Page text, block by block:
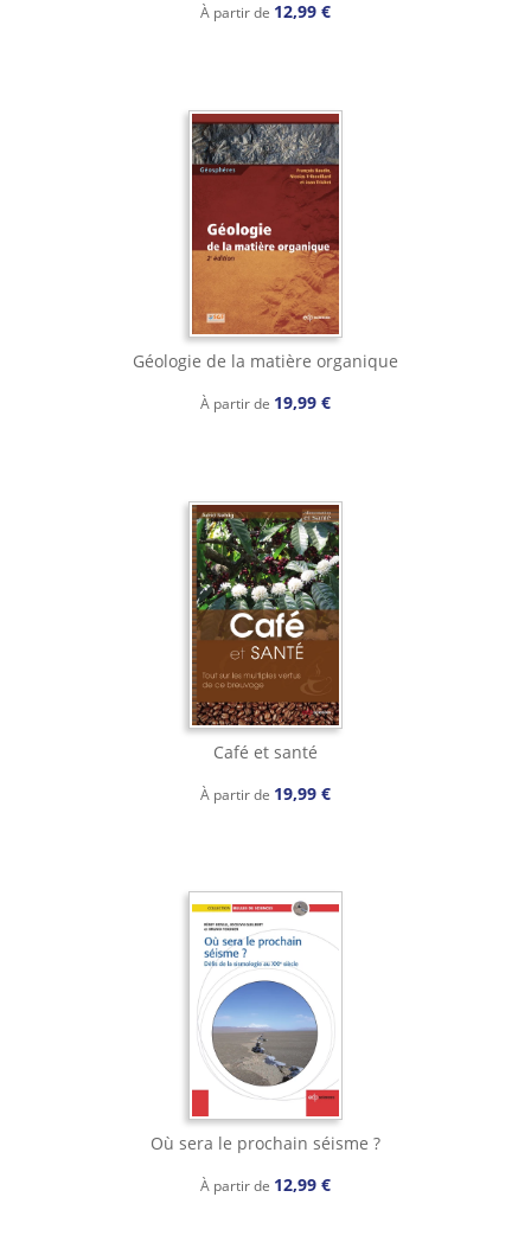
À partir de 12,99 €
Géologie de la matière organique
À partir de 19,99 €
Café et santé
À partir de 19,99 €
Où sera le prochain séisme ?
À partir de 12,99 €